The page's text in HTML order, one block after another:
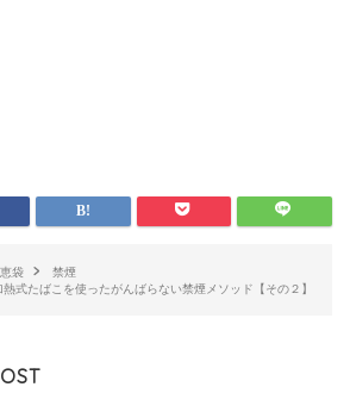
袋
禁煙
式たばこを使ったがんばらない禁煙メソッド【その２】